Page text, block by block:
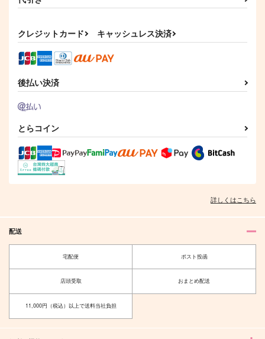
新婚さんはじめました
330円（税込）
白膠木簓×躑躅森盧笙
作品詳細
1,147円（税込）
作品詳細
メリーゴーランド
作品詳細
787 （税込）
白膠木簓×躑躅森盧笙
白膠木簓×躑躅森盧笙
クレジットカード キャッシュレス決済
後払い決済
とらコイン
詳しくはこちら
配送
宅配便 ポスト投函
店頭受取 おまとめ配送
11,000円（税込）以上で送料当社負担